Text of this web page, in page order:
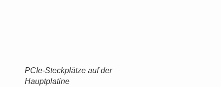
PCIe-Steckplätze auf der
Hauptplatine